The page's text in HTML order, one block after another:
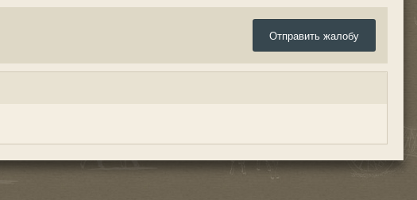
Отправить жалобу